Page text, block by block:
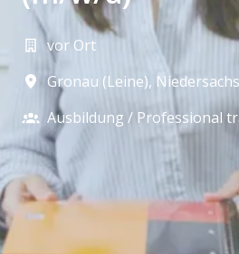
vor Ort
Gronau (Leine),
Ausbildung / Professional